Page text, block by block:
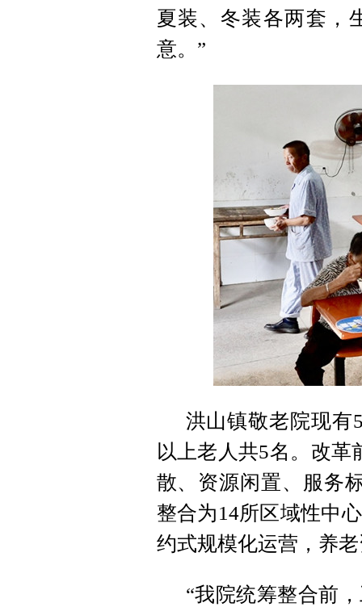
夏装、冬装各两套，
意。”
洪山镇敬老院现有
以上老人共5名。改革
散、资源闲置、服务
整合为14所区域性中
约式规模化运营，养
“我院统筹整合前